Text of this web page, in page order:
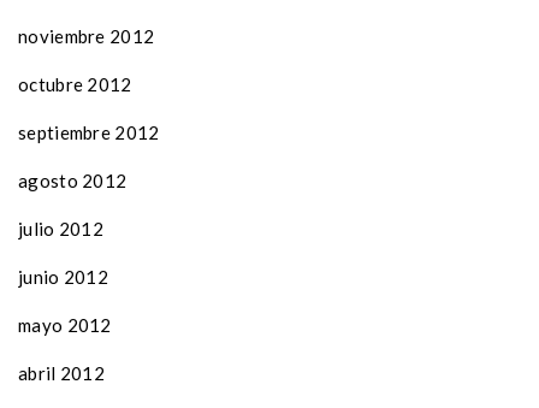
noviembre 2012
octubre 2012
septiembre 2012
agosto 2012
julio 2012
junio 2012
mayo 2012
abril 2012